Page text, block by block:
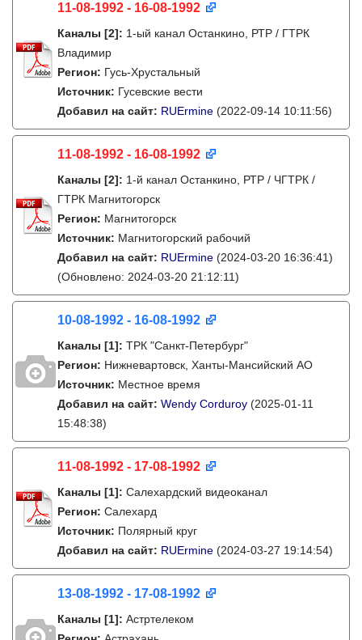
11-08-1992 - 16-08-1992
Каналы [2]: 1-ый канал Останкино, РТР / ГТРК
Владимир
Регион: Гусь-Хрустальный
Источник: Гусевские вести
Добавил на сайт: RUErmine (2022-09-14 10:11:56)
11-08-1992 - 16-08-1992
Каналы [2]: 1-й канал Останкино, РТР / ЧГТРК /
ГТРК Магнитогорск
Регион: Магнитогорск
Источник: Магнитогорский рабочий
Добавил на сайт: RUErmine (2024-03-20 16:36:41)
(Обновлено: 2024-03-20 21:12:11)
10-08-1992 - 16-08-1992
Каналы [1]: ТРК "Санкт-Петербург"
Регион: Нижневартовск, Ханты-Мансийский АО
Источник: Местное время
Добавил на сайт: Wendy Corduroy (2025-01-11
15:48:38)
11-08-1992 - 17-08-1992
Каналы [1]: Салехардский видеоканал
Регион: Салехард
Источник: Полярный круг
Добавил на сайт: RUErmine (2024-03-27 19:14:54)
13-08-1992 - 17-08-1992
Каналы [1]: Астртелеком